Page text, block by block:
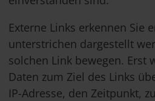
Externe Links erkennen Sie
unterstrichen dargestellt
solchen Link bewegen. Erst
Daten zum Ziel des Links
IP-Adresse, den Zeitpunkt,